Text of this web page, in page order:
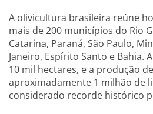
A olivicultura brasileira reúne
mais de 200 municípios do Rio
Catarina, Paraná, São Paulo,
Janeiro, Espírito Santo e Bahia.
10 mil hectares, e a produção
aproximadamente 1 milhão de
considerado recorde histórico